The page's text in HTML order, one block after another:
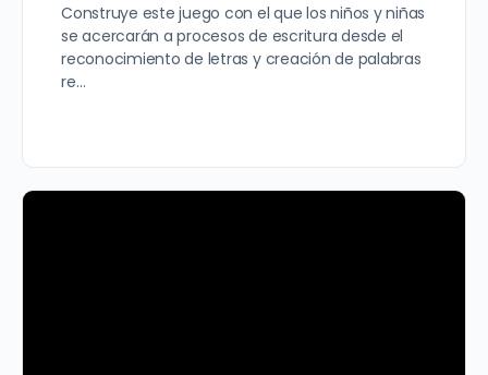
Construye este juego con el que los niños y niñas
se acercarán a procesos de escritura desde el
reconocimiento de letras y creación de palabras
re…